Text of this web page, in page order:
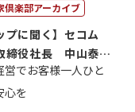
倶楽部アーカイブ
プに聞く】セコム
締役社長 中山泰
営でお客様一人ひと
心を